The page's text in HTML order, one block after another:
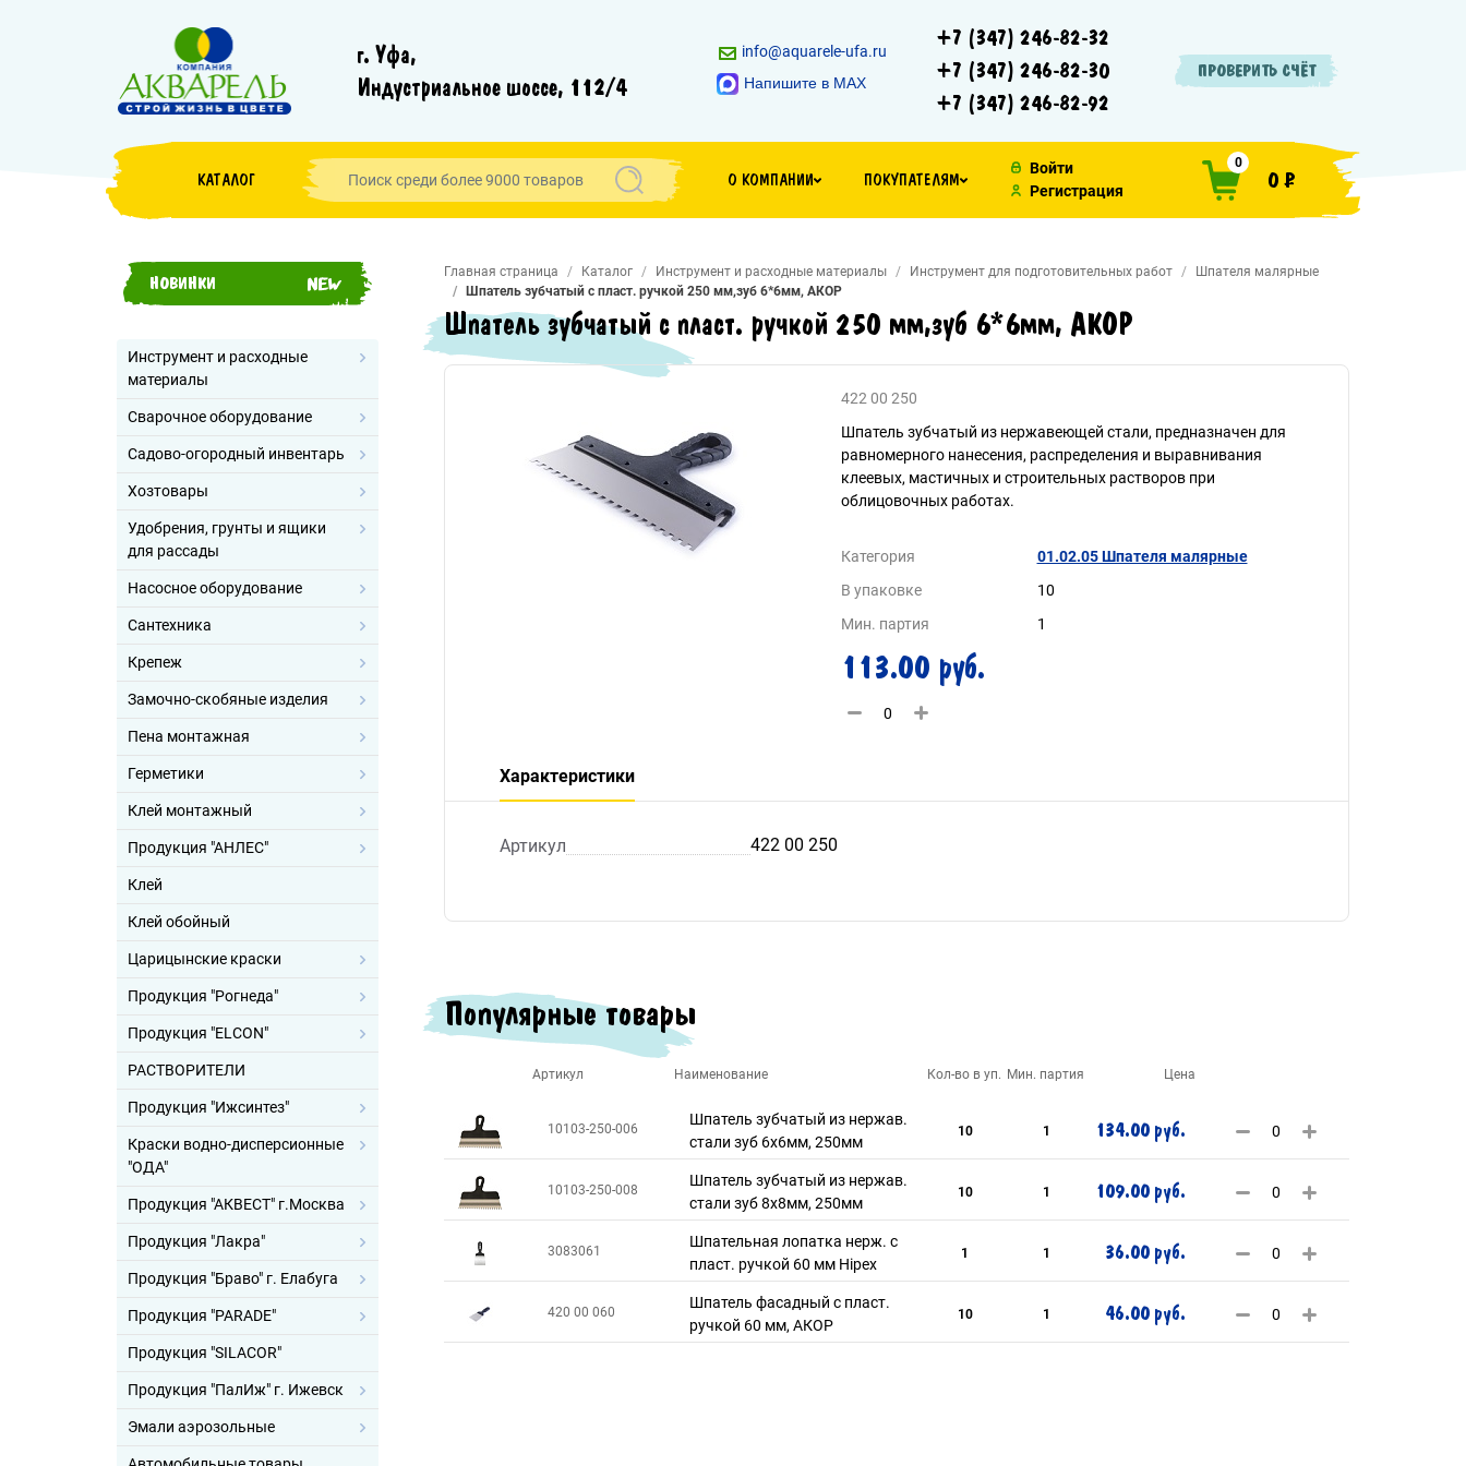
г. Уфа,
Индустриальное шоссе, 112/4
info@aquarele-ufa.ru
Напишите в MAX
+7 (347) 246-82-32
+7 (347) 246-82-30
+7 (347) 246-82-92
ПРОВЕРИТЬ СЧЁТ
КАТАЛОГ О КОМПАНИИ ПОКУПАТЕЛЯМ
Войти
Регистрация
0
0 ₽
НОВИНКИ
Инструмент и расходные
материалы
Сварочное оборудование
Садово-огородный инвентарь
Хозтовары
Удобрения, грунты и ящики
для рассады
Насосное оборудование
Сантехника
Крепеж
Замочно-скобяные изделия
Пена монтажная
Герметики
Клей монтажный
Продукция "АНЛЕС"
Клей
Клей обойный
Царицынские краски
Продукция "Рогнеда"
Продукция "ELCON"
РАСТВОРИТЕЛИ
Продукция "Ижсинтез"
Краски водно-дисперсионные
"ОДА"
Продукция "АКВЕСТ" г.Москва
Продукция "Лакра"
Продукция "Браво" г. Елабуга
Продукция "PARADE"
Продукция "SILACOR"
Продукция "ПалИж" г. Ижевск
Эмали аэрозольные
Главная страница Каталог Инструмент и расходные материалы Инструмент для подготовительных работ
Шпателя малярные
Шпатель зубчатый с пласт. ручкой 250 мм,зуб 6*6мм, АКОР
Шпатель зубчатый с пласт. ручкой 250 мм,зуб 6*6мм, АКОР
422 00 250
Шпатель зубчатый из нержавеющей стали, предназначен для
равномерного нанесения, распределения и выравнивания
клеевых, мастичных и строительных растворов при
облицовочных работах.
Категория
01.02.05 Шпателя малярные
В упаковке
10
Мин. партия
1
113.00 руб.
Характеристики
Артикул 422 00 250
Популярные товары
Артикул Наименование Кол-во в уп. Мин. партия Цена
10103-250-006
Шпатель зубчатый из нержав.
стали зуб 6х6мм, 250мм
10 1 134.00 руб.
10103-250-008
Шпатель зубчатый из нержав.
стали зуб 8х8мм, 250мм
10 1 109.00 руб.
3083061
Шпательная лопатка нерж. с
пласт. ручкой 60 мм Hipex
1 1 36.00 руб.
420 00 060
Шпатель фасадный с пласт.
ручкой 60 мм, АКОР
10 1 46.00 руб.